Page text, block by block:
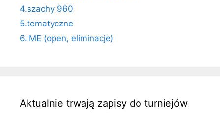
4.szachy 960
5.tematyczne
6.IME (open, eliminacje)
Aktualnie trwają zapisy do turniejów